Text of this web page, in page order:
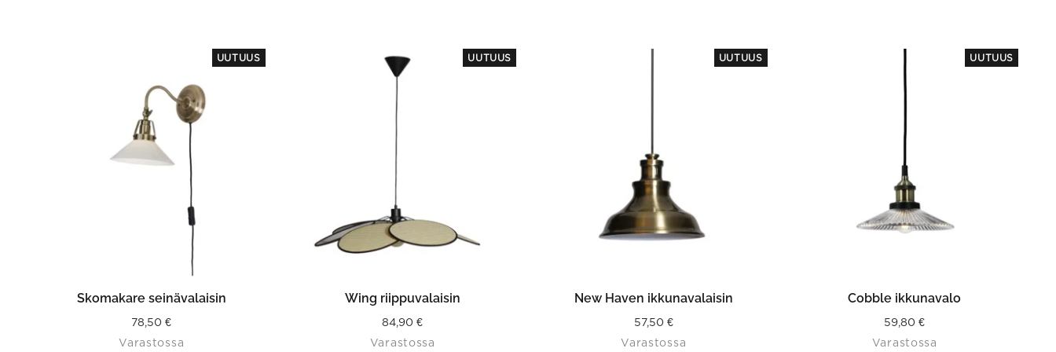
UUTUUS
LISÄÄ OSTOSKORIIN
Skomakare seinävalaisin
78,50€
Varastossa
UUTUUS
LISÄÄ OSTOSKORIIN
Wing riippuvalaisin
84,90€
Varastossa
UUTUUS
LISÄÄ OSTOSKORIIN
New Haven ikkunavalaisin
57,50 €
Varastossa
UUTUUS
LISÄÄ OSTOSKORIIN
Cobble ikkunavalo
59,80€
Varastossa